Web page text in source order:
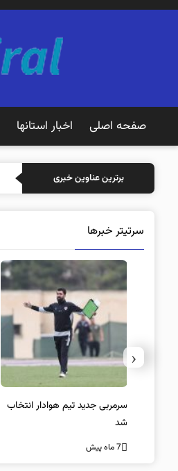
صفحه اصلی اخبار استانها
برترین عناوین خبری
سرتیتر خبرها
سرمربی جدید تیم هوادار انتخاب
شد
7 ماه پیش
‹